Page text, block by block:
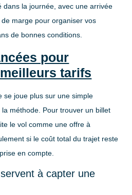
dans la journée, avec une arrivée
marge pour organiser vos
de bonnes conditions.
pour
tarifs
se joue plus sur une simple
méthode. Pour trouver un billet
le vol comme une offre à
si le coût total du trajet reste
en compte.
à capter une